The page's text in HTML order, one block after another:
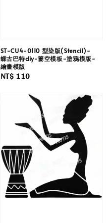
ST-CU4-0110 型染版(Stencil)-
蝶古巴特diy-簍空模板-塗鴉模版-
繪畫模版
Regular
NT$ 110